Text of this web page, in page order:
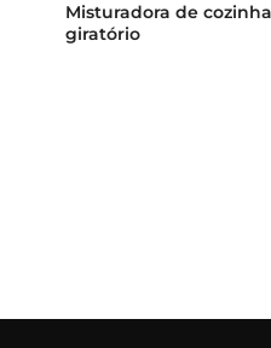
Misturadora de
giratório